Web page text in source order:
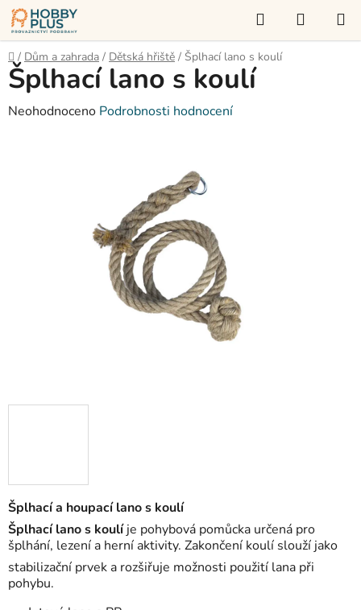
Přejít
na
obsah
Hledat
KOŠÍK
Domů
/ Dům a zahrada / Dětská hřiště / Šplhací lano s koulí
Šplhací a houpací lano s koulí
Šplhací lano s koulíje pohybová pomůcka určená pro
šplhání, lezení a herní aktivity. Zakončení koulí slouží jako
stabilizační prvek a rozšiřuje možnosti použití lana při
pohybu.
Šplhací lano s koulí
Průměrné
Neohodnoceno Podrobnosti hodnocení